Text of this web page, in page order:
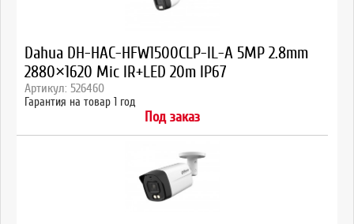
Dahua DH-HAC-HFW1500CLP-IL-A 5MP 2.8mm
2880×1620 Mic IR+LED 20m IP67
Артикул: 526460
Гарантия на товар 1 год
Под заказ